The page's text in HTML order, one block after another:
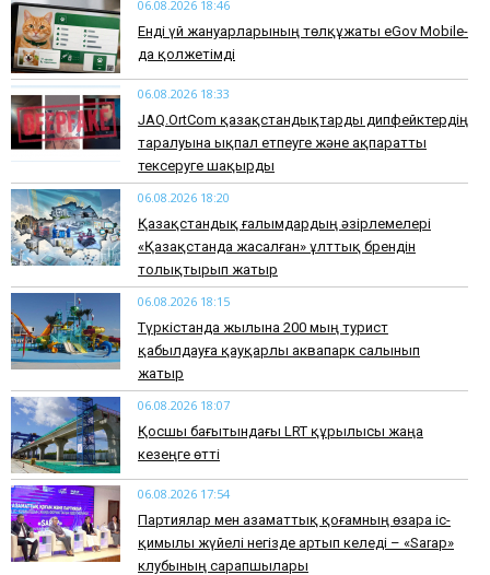
06.08.2026 18:46
Енді үй жануарларының төлқұжаты eGov Mobile-
да қолжетімді
06.08.2026 18:33
JAQ.OrtCom қазақстандықтарды дипфейктердің
таралуына ықпал етпеуге және ақпаратты
тексеруге шақырды
06.08.2026 18:20
Қазақстандық ғалымдардың әзірлемелері
«Қазақстанда жасалған» ұлттық брендін
толықтырып жатыр
06.08.2026 18:15
Түркістанда жылына 200 мың турист
қабылдауға қауқарлы аквапарк салынып
жатыр
06.08.2026 18:07
Қосшы бағытындағы LRT құрылысы жаңа
кезеңге өтті
06.08.2026 17:54
Партиялар мен азаматтық қоғамның өзара іс-
қимылы жүйелі негізде артып келеді – «Sarap»
клубының сарапшылары